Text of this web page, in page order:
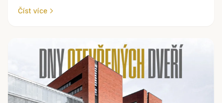
Číst více